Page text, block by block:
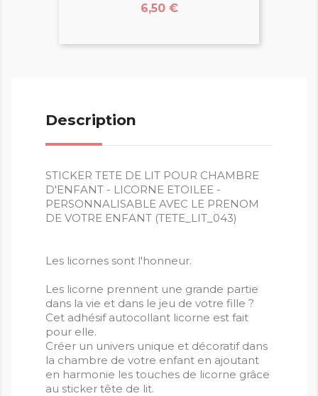
Prix
6,50 €
Description
STICKER TETE DE LIT POUR CHAMBRE
D'ENFANT - LICORNE ETOILEE -
PERSONNALISABLE AVEC LE PRENOM
DE VOTRE ENFANT (TETE_LIT_043)
Les licornes sont l'honneur.
Les licorne prennent une grande partie
dans la vie et dans le jeu de votre fille ?
Cet adhésif autocollant licorne est fait
pour elle.
Créer un univers unique et décoratif dans
la chambre de votre enfant en ajoutant
en harmonie les touches de licorne grâce
au sticker tête de lit.